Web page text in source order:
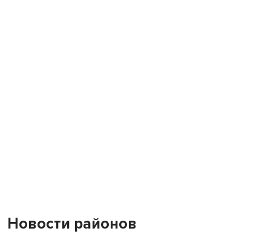
Новости районов